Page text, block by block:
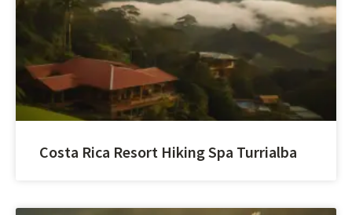
Costa Rica Resort Hiking Spa Turrialba